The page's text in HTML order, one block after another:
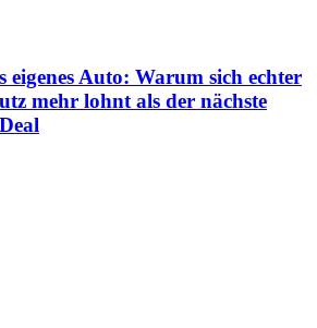
eigenes Auto: Warum sich echter
mehr lohnt als der nächste